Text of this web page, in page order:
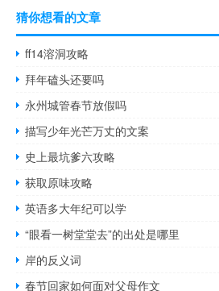
猜你想看的文章
ff14溶洞攻略
拜年磕头还要吗
永州城管春节放假吗
描写少年光芒万丈的文案
史上最坑爹六攻略
获取原味攻略
英语多大年纪可以学
“眼看一树堂堂去”的出处是哪里
岸的反义词
春节回家如何面对父母作文